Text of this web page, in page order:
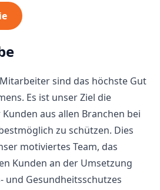
sind das höchste Gut
Es ist unser Ziel die
aus allen Branchen bei
zu schützen. Dies
motiviertes Team, das
Kunden an der Umsetzung
und Gesundheitsschutzes